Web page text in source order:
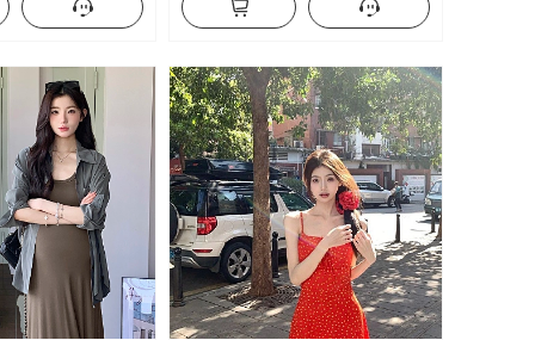
Protection
pin-up Top
Élégance Pur Désir Ajusté Jupe
crayon